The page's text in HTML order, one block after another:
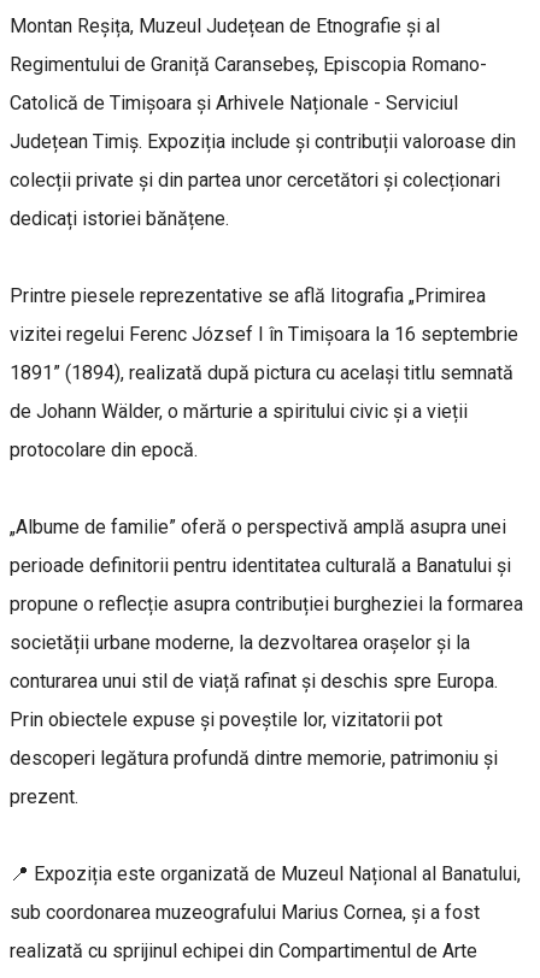
Montan Reșița, Muzeul Județean de Etnografie și al
Regimentului de Graniță Caransebeș, Episcopia Romano-
Catolică de Timișoara și Arhivele Naționale - Serviciul
Județean Timiș. Expoziția include și contribuții valoroase din
colecții private și din partea unor cercetători și colecționari
dedicați istoriei bănățene.
Printre piesele reprezentative se află litografia „Primirea
vizitei regelui Ferenc József I în Timișoara la 16 septembrie
1891” (1894), realizată după pictura cu același titlu semnată
de Johann Wälder, o mărturie a spiritului civic și a vieții
protocolare din epocă.
„Albume de familie” oferă o perspectivă amplă asupra unei
perioade definitorii pentru identitatea culturală a Banatului și
propune o reflecție asupra contribuției burgheziei la formarea
societății urbane moderne, la dezvoltarea orașelor și la
conturarea unui stil de viață rafinat și deschis spre Europa.
Prin obiectele expuse și poveștile lor, vizitatorii pot
descoperi legătura profundă dintre memorie, patrimoniu și
prezent.
📍 Expoziția este organizată de Muzeul Național al Banatului,
sub coordonarea muzeografului Marius Cornea, și a fost
realizată cu sprijinul echipei din Compartimentul de Arte